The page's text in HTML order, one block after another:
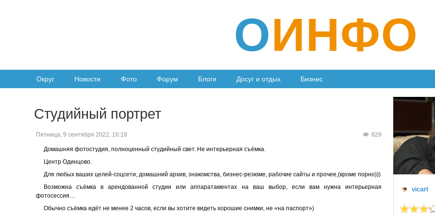
ОИНФО
Округ Новости Фото Форум Блоги Досуг и отдых Бизнес
Студийный портрет
829
Пятница, 9 сентября 2022, 16:18
Домашняя фотостудия, полноценный студийный свет. Не интерьерная съёмка.
Центр Одинцово.
Для любых ваших целей-соцсети, домашний архив, знакомства, бизнес-резюме, рабочие сайты и прочее,(кроме порно)))
Возможна съёмка в арендованной студии или аппаратаментах на ваш выбор, если вам нужна интерьерная
фотосессия…
Обычно съёмка идёт не менее 2 часов, если вы хотите видеть хорошие снимки, не «на паспорт»)
vicart